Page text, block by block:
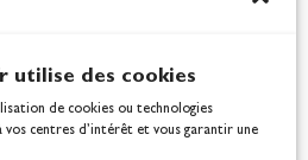
utilise des cookies
de cookies ou technologies
centres d’intérêt et vous garantir une